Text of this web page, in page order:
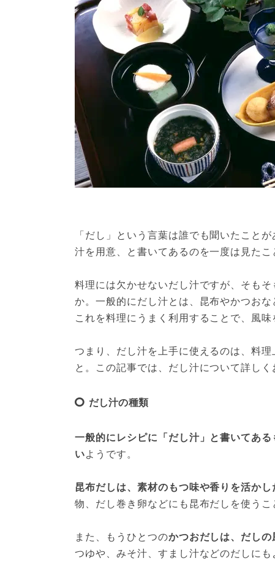
「だし」という言葉は誰でも聞いたこと
汁を用意、と書いてあるのを一度は見たこ
料理には欠かせないだし汁ですが、そも
か。一般的にだし汁とは、昆布やかつお
これを料理にうまく利用することで、風味
つまり、だし汁を上手に使えるのは、料
と。この記事では、だし汁について詳しく
だし汁の種類
一般的にレシピに「だし汁」と書いてあ
いようです。
昆布だしは、素材のもつ味や香りを活かし
物、だし巻き卵などにも昆布だしを使うこ
また、もうひとつのかつおだしは、だし
つゆや、みそ汁、すまし汁などのだしにも